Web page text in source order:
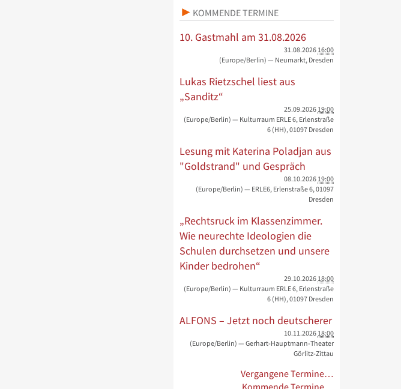
KOMMENDE TERMINE
10. Gastmahl am 31.08.2026
31.08.2026 16:00
(Europe/Berlin) — Neumarkt, Dresden
Lukas Rietzschel liest aus
„Sanditz“
25.09.2026 19:00
(Europe/Berlin) — Kulturraum ERLE 6, Erlenstraße
6 (HH), 01097 Dresden
Lesung mit Katerina Poladjan aus
"Goldstrand" und Gespräch
08.10.2026 19:00
(Europe/Berlin) — ERLE6, Erlenstraße 6, 01097
Dresden
„Rechtsruck im Klassenzimmer.
Wie neurechte Ideologien die
Schulen durchsetzen und unsere
Kinder bedrohen“
29.10.2026 18:00
(Europe/Berlin) — Kulturraum ERLE 6, Erlenstraße
6 (HH), 01097 Dresden
ALFONS – Jetzt noch deutscherer
10.11.2026 18:00
(Europe/Berlin) — Gerhart-Hauptmann-Theater
Görlitz-Zittau
Vergangene Termine…